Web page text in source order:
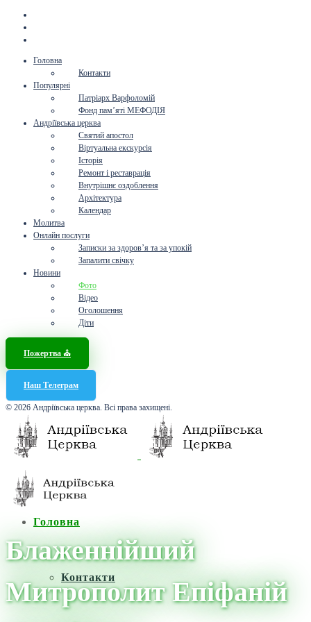
Головна
Контакти
Популярні
Патріарх Варфоломій
Фонд пам’яті МЕФОДІЯ
Андріївська церква
Святий апостол
Віртуальна екскурсія
Історія
Ремонт і реставрація
Внутрішнє оздоблення
Архітектура
Календар
Молитва
Онлайн послуги
Записки за здоров’я та за упокій
Запалити свічку
Новини
Фото
Відео
Оголошення
Діти
Пожертва ⛪️
Наш Телеграм
© 2026 Андріївська церква. Всі права захищені.
Головна
Контакти
Блаженнійший
Митрополит Епіфаній